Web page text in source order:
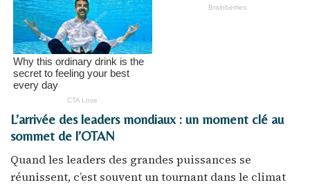
L’arrivée des leaders mondiaux : un moment clé au
sommet de l’OTAN
Quand les leaders des grandes puissances se
réunissent, c’est souvent un tournant dans le climat